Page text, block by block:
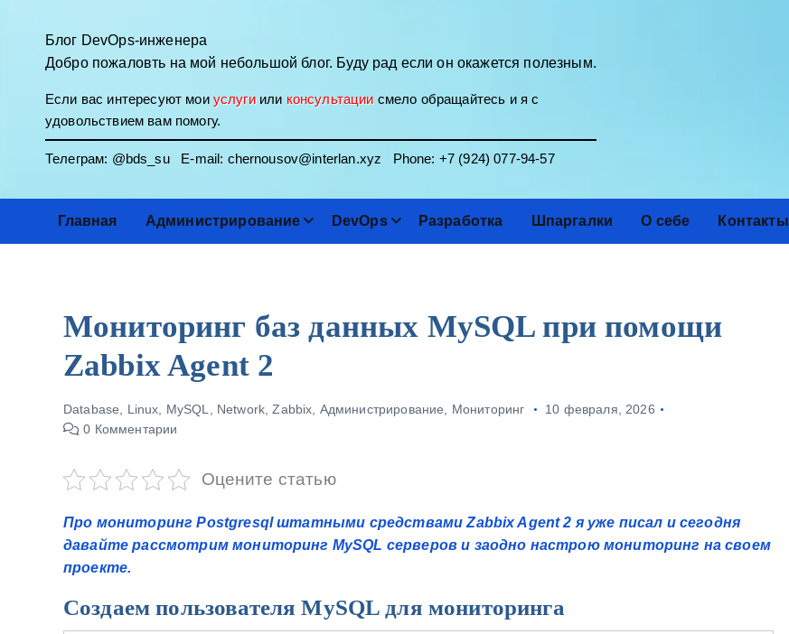
Блог DevOps-инженера
Добро пожаловть на мой небольшой блог. Буду рад если он окажется полезным.
Если вас интересуют мои услугиили консультациисмело обращайтесь и я с
удовольствием вам помогу.
Телеграм: @bds_suE-mail: chernousov@interlan.xyz Phone: +7 (924) 077-94-57
Главная Администрирование DevOps Разработка Шпаргалки О себе Контакты
Мониторинг баз данных MySQL при помощи
Zabbix Agent 2
Database Linux MySQL Network ,Zabbix Администрирование Мониторинг
10 февраля, 2026
0 Комментарии
Оцените статью
Про мониторинг Postgresql штатными средствами Zabbix Agent 2 я уже писал и сегодня
давайте рассмотрим мониторинг MySQL серверов и заодно настрою мониторинг на своем
проекте.
Создаем пользователя MySQL для мониторинга